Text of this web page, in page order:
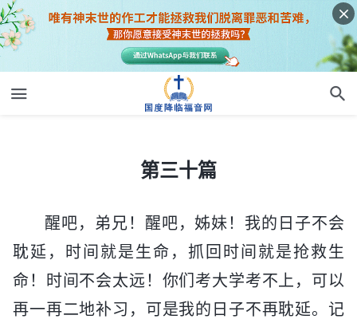
第三十篇
醒吧，弟兄！醒吧，姊妹！我的日子不会
耽延，时间就是生命，抓回时间就是抢救生
命！时间不会太远！你们考大学考不上，可以
再一再二地补习，可是我的日子不再耽延。记